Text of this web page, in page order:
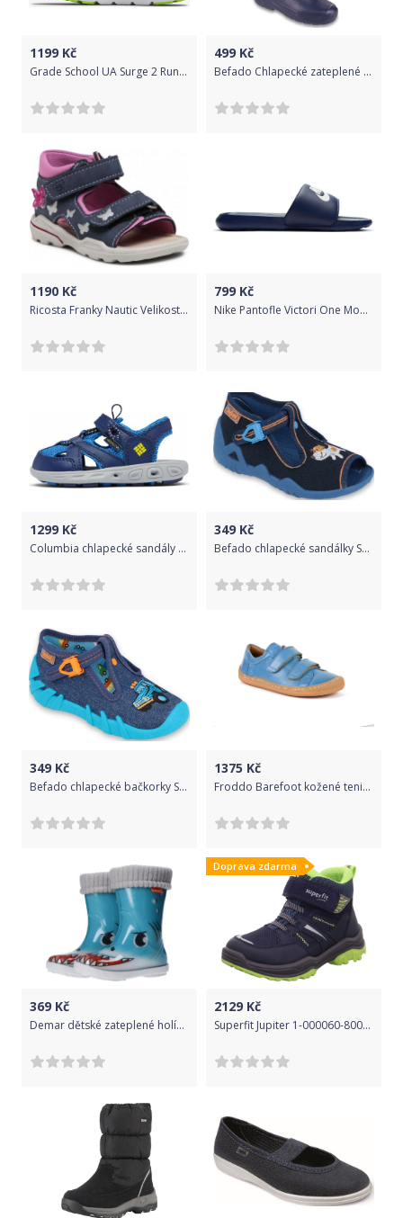
1199 Kč
Grade School UA Surge 2 Running Tenisky dětské Under Armour | Modrá | Chlapecké | 38,5
499 Kč
Befado Chlapecké zateplené holínky 162Q103 36 tmavě modrá
1190 Kč
Ricosta Franky Nautic Velikost: 21
799 Kč
Nike Pantofle Victori One Modrá / Bílá, 45
1299 Kč
Columbia chlapecké sandály Techsun Wave 1767562434 32 tmavě modrá
349 Kč
Befado chlapecké sandálky Snake 217P105 19, tmavě modrá
349 Kč
Befado chlapecké bačkorky Speedy 110P386 19, modrá
1375 Kč
Froddo Barefoot kožené tenisky Jeans 23 151 65
369 Kč
Demar dětské zateplené holínky LUX AR 20/21 modrá
Doprava zdarma
2129 Kč
Superfit Jupiter 1-000060-8000 Gore-Tex Velikost: 26